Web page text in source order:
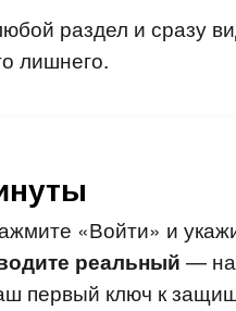
раздел и сразу
лишнего.
«Войти» и
реальный — на
первый ключ к